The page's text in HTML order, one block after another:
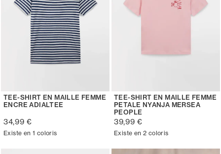
TEE-SHIRT EN MAILLE FEMME
ENCRE ADIALTEE
34,99 €
Existe en 1 coloris
TEE-SHIRT EN MAILLE FEMME
PETALE NYANJA MERSEA
PEOPLE
39,99 €
Existe en 2 coloris